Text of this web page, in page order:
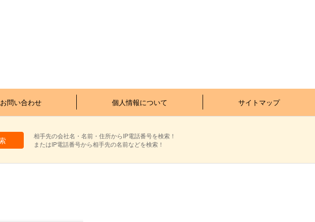
お問い合わせ 個人情報について サイトマップ
相手先の会社名・名前・住所からIP電話番号を検索！
またはIP電話番号から相手先の名前などを検索！